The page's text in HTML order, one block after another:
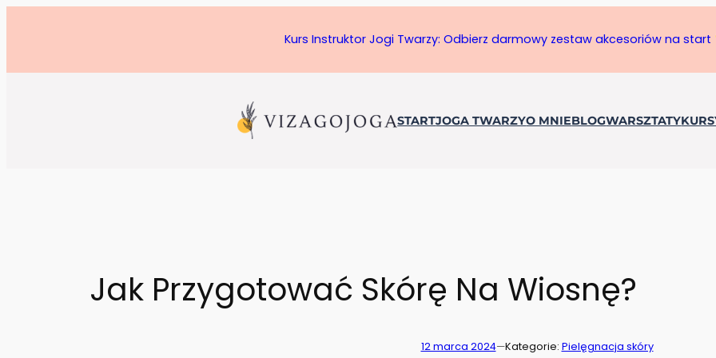
Kurs Instruktor Jogi Twarzy: Odbierz darmowy zestaw akcesoriów na start
STARTJOGA TWARZYO MNIEBLOGWARSZTATY
Jak Przygotować Skórę Na Wiosnę?
12 marca 2024—Kategorie: Pielęgnacja skóry